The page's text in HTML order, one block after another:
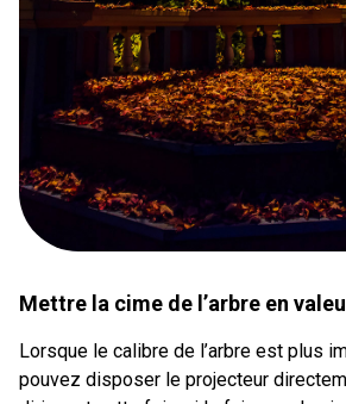
Mettre la cime de l’arbre en
Lorsque le calibre de l’arbre est plus
pouvez disposer le projecteur